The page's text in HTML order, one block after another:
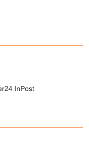
InPost